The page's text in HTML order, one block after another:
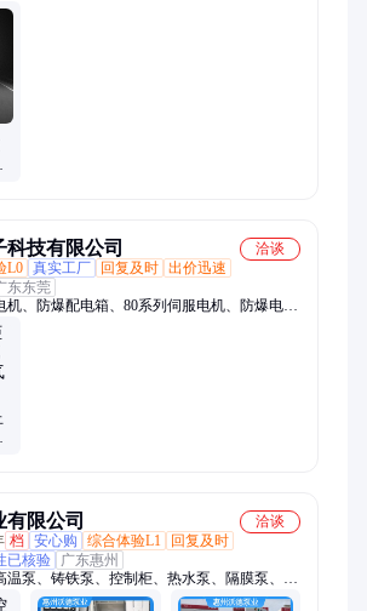
皮带自动采样机、实验室颚式破碎机、双辊破
制样粉碎机、小型圆盘粉碎机、盘式真空过滤
工业冷风机、防爆饮水机、防爆风幕机、防爆
泵
技有限公司
洽谈
L0 真实工厂 回复及时 出价迅速
东东莞
机、防爆配电箱、80系列伺服电机、防爆电气
爆改造、400W防爆伺服电机、防爆箱触摸
伺服、粉尘防爆伺服电机、防爆正压箱、防爆
伺服电机、无刷防爆伺服电机、机器人防爆改
柜、750w防爆伺服电机、ABB机器人防爆改
限公司
洽谈
档 安心购 综合体验L1
回复及时
已核验
广东惠州
温泵、铸铁泵、控制柜、热水泵、隔膜泵、高
升泵、加压泵、静音泵、潜水泵、管道泵、电